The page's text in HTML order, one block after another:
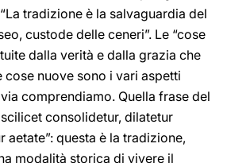
tradizione è la salvaguardia del
custode delle ceneri”. Le “cose
dalla verità e dalla grazia che
cose nuove sono i vari aspetti
comprendiamo. Quella frase del
consolidetur, dilatetur
aetate”: questa è la tradizione,
modalità storica di vivere il